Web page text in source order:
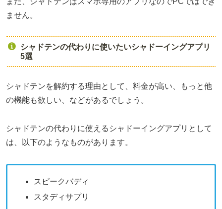
ません。
シャドテンの代わりに使いたいシャドーイングアプリ
5選
シャドテンを解約する理由として、料金が高い、もっと他
の機能も欲しい、などがあるでしょう。
シャドテンの代わりに使えるシャドーイングアプリとして
は、以下のようなものがあります。
スピークバディ
スタディサプリ